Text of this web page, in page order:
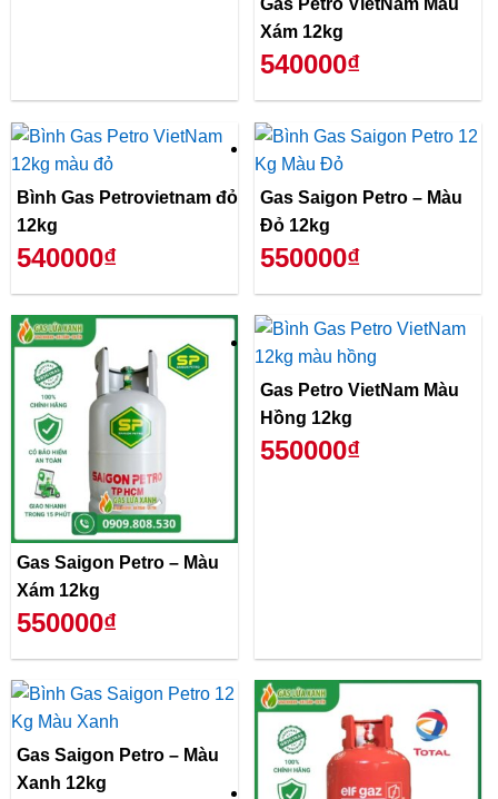
Xám 12kg
540000₫
Bình Gas Petrovietnam đỏ
12kg
540000₫
Gas Saigon Petro – Màu
Đỏ 12kg
550000₫
Gas Saigon Petro – Màu
Xám 12kg
550000₫
Gas Petro VietNam Màu
Hồng 12kg
550000₫
Gas Saigon Petro – Màu
Xanh 12kg